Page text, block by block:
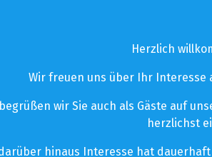
Herzlich
Wir freuen uns über Ihr
wir Sie auch als Gäste auf
herzlichst
hinaus Interesse hat